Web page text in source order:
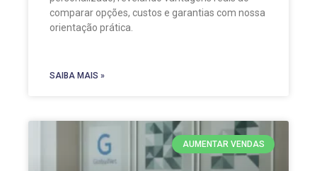
comparar opções, custos e garantias com nossa
orientação prática.
SAIBA MAIS »
AUMENTAR VENDAS